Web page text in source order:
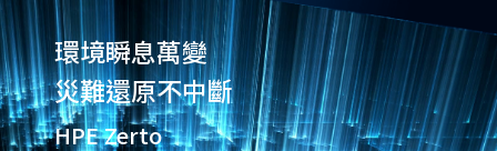
環境瞬息萬變
災難還原不中斷
HPE Zerto